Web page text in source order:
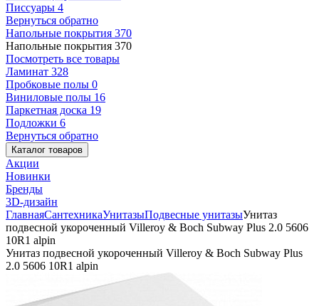
Писсуары 4
Вернуться обратно
Напольные покрытия 370
Напольные покрытия 370
Посмотреть все товары
Ламинат 328
Пробковые полы 0
Виниловые полы 16
Паркетная доска 19
Подложки 6
Вернуться обратно
Каталог товаров
Акции
Новинки
Бренды
3D-дизайн
ГлавнаяСантехникаУнитазыПодвесные унитазыУнитаз
подвесной укороченный Villeroy & Boch Subway Plus 2.0 5606
10R1 alpin
Унитаз подвесной укороченный Villeroy & Boch Subway Plus
2.0 5606 10R1 alpin